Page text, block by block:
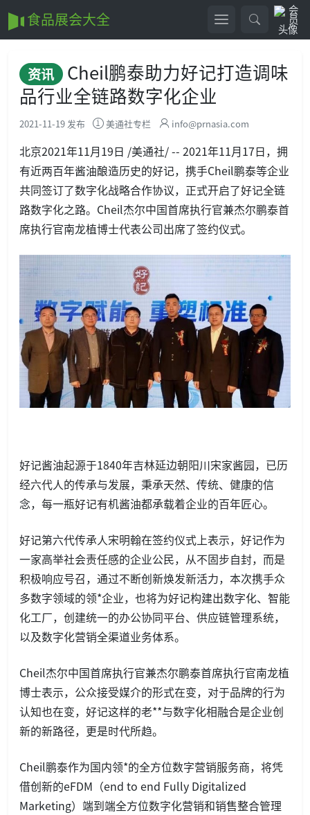
食品展会大全
资讯 Cheil鹏泰助力好记打造调味
品行业全链路数字化企业
2021-11-19 发布 美通社专栏 info@prnasia.com
北京2021年11月19日 /美通社/ -- 2021年11月17日，拥
有近两百年酱油酿造历史的好记，携手Cheil鹏泰等企业
共同签订了数字化战略合作协议，正式开启了好记全链
路数字化之路。Cheil杰尔中国首席执行官兼杰尔鹏泰首
席执行官南龙植博士代表公司出席了签约仪式。
好记酱油起源于1840年吉林延边朝阳川宋家酱园，已历
经六代人的传承与发展，秉承天然、传统、健康的信
念，每一瓶好记有机酱油都承载着企业的百年匠心。
好记第六代传承人宋明翰在签约仪式上表示，好记作为
一家高举社会责任感的企业公民，从不固步自封，而是
积极响应号召，通过不断创新焕发新活力，本次携手众
多数字领域的领*企业，也将为好记构建出数字化、智能
化工厂，创建统一的办公协同平台、供应链管理系统，
以及数字化营销全渠道业务体系。
Cheil杰尔中国首席执行官兼杰尔鹏泰首席执行官南龙植
博士表示，公众接受媒介的形式在变，对于品牌的行为
认知也在变，好记这样的老**与数字化相融合是企业创
新的新路径，更是时代所趋。
Cheil鹏泰作为国内领*的全方位数字营销服务商，将凭
借创新的eFDM（end to end Fully Digitalized
Marketing）端到端全方位数字化营销和销售整合管理